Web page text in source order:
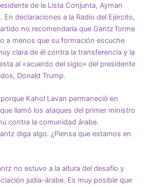
de la Lista Conjunta, Ayman
En declaraciones a la Radio del Ejército,
no recomendaría que Gantz forme
a menos que su formación escuche
clara de él contra la transferencia y la
al «acuerdo del siglo» del presidente
Donald Trump.
Kahol Lavan permaneció en
llamó los ataques del primer ministro
contra la comunidad árabe.
diga algo. ¿Piensa que estamos en
no estuvo a la altura del desafío y
judía-árabe. Es muy posible que